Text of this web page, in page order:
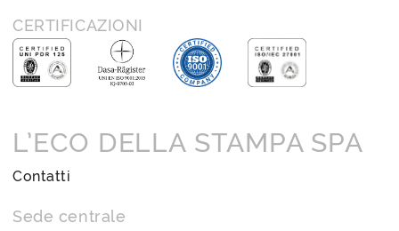
CERTIFICAZIONI
L’ECO DELLA STAMPA SPA
Contatti
Sede centrale